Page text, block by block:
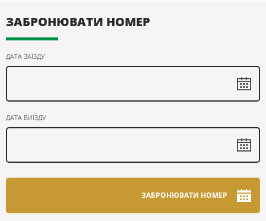
ЗАБРОНЮВАТИ НОМЕР
ДАТА ЗАЇЗДУ
ДАТА ВИЇЗДУ
ЗАБРОНЮВАТИ НОМЕР